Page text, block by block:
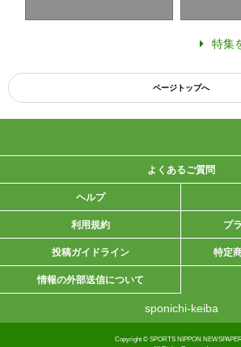
特集
ページトップへ
よくあるご質問
ヘルプ
利用規約 プ
投稿ガイドライン 特定
情報の外部送信について
sponichi-keiba
Copyright © SPORTS NIPPON